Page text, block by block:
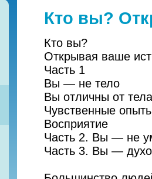
Кто вы?
Кто вы?
Открывая ваше
Часть 1
Вы — не тело
Вы отличны от тела
Чувственные
Восприятие
Часть 2. Вы — не
Часть 3. Вы —